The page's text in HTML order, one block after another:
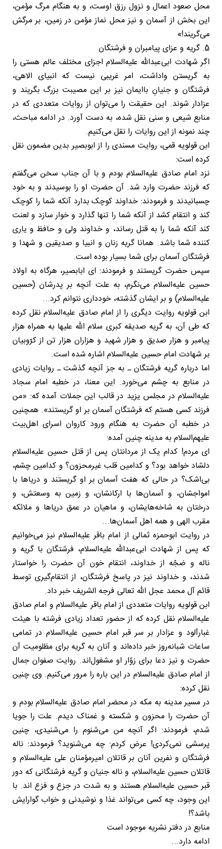
محل صعود اعمال و نزول رزق اوست، و به هنگام مرگ مؤمن،
این بخش از آسمان و نیز محل نماز مؤمن در زمین، بر مرگش
می‌گریند!»
5. گریه و عزای پیامبران و فرشتگان
اگر شهادت ابی‌عبدالله علیه‌السلام اجزای مختلف عالم هستی را
به گریستن واداشت، امر غریبی نیست که انبیای الاهی،
فرشتگان و جنیانِ باایمان نیز بر این مصیبت بزرگ بگریند و
عزادار شوند. این حقیقت را می‌توان از روایات متعددی که در
منابع شیعی و سنی نقل شده، به دست آورد. در ادامه مباحث،
چند نمونه از این روایات را نقل می‌کنیم.
ابن قولویه قمی، روایت مسندی را از ابوبصیر بدین مضمون نقل
کرده است:
نزد امام صادق علیه‌السلام بودم و با آن جناب سخن می‌گفتم
که فرزند حضرت وارد شد. آن حضرت او را بوسیدند و به خود
چسبانیدند و فرمودند: خداوند کوچک بدارد آنکه شما را کوچک
کند و انتقام کشد از آنکه شما را تنها گذارد و خوار سازد و لعنت
کند آنکه شما را به قتل رساند، و خداوند ولی و حافظ و یاری
کننده شما باشد. همانا گریه زنان و انبیا و صدیقین و شهدا و
فرشتگان آسمان برای شما بسیار بوده است.
سپس حضرت گریستند و فرمودند: ای ابابصیر، هرگاه به اولاد
حسین علیه‌السلام می‌نگرم، به علت آنچه بر پدرشان (حسین
علیه‌السلام) و بر ایشان گذشته، خودداری نتوانم کرد...
ابن قولویه روایت دیگری را از امام صادق علیه‌السلام نقل کرده
که طی آن، به گریه صدیقه کبری سلام الله علیها به همراه هزار
پیامبر و هزار صدیق و هزار شهید و هزاران هزار تن از کرّوبیان
بر شهادت امام حسین علیه‌السلام اشاره شده است.
اما درباره گریه فرشتگان ـ به جز آنچه گذشت ـ روایات زیادی
در منابع به چشم می‌خورد. این معنا، در خطبه امام سجاد
علیه‌السلام در مجلس یزید در قالب این جملات آمده که: «من
فرزند کسی هستم که فرشتگان آسمان بر او گریستند». همچنین
در خطبه آن حضرت به هنگام ورود کاروان اسرای اهل‌بیت
علیهم‌السلام به مدینه چنین آمده:
ای مردم! کدام یک از مردانتان پس از قتل حسین علیه‌السلام
دلشاد خواهد بود؟ و کدامین قلب غیرمحزون؟ و کدامین چشم،
بی‌اشک؟ در حالی که هفت آسمان بر او گریستند و دریاها با
امواجشان، و آسمان‌ها با ارکانشان، و زمین به وسعتش، و
درختان به شاخه‌هایشان، و ماهیان در عمق دریاها و ملائکه
مقرب الهی و همه اهل آسمان‌ها...
در روایت ابوحمزه ثمالی از امام باقر علیه‌السلام نیز می‌خوانیم
که پس از شهادت ابی‌عبدالله علیه‌السلام، فرشتگان با گریه و
ناله و ضجّه از خداوند، انتقام خون آن حضرت را خواستار
شدند، و خداوند نیز در پاسخ فرشتگان، از انتقام‌گیری توسط
قائم آل محمد عجل الله تعالی فرجه الشریف خبر داد.
ابن قولویه روایات متعددی از امام باقر علیه‌السلام و امام صادق
علیه‌السلام نقل کرده که از حضور تعداد زیادی فرشته با هیئت
غبارآلود و عزادار بر سر قبر امام حسین علیه‌السلام در تمامی
ساعات شبانه‌روز خبر داده‌اند و آنان به گریه برای مظلومیت آن
حضرت و نیز دعا برای زوّار او مشغول‌اند. روایت صفوان جمال
از امام صادق علیه‌السلام در این باره را مرور می‌کنیم. وی چنین
نقل کرده:
در مسیر مدینه به مکه در محضر امام صادق علیه‌السلام بودم و
آن حضرت را محزون و شکسته و غمناک دیدم. علت را جویا
شدم، فرمودند: اگر آنچه من می‌شنوم را می‌شنیدی، چنین
پرسشی نمی‌کردی! عرض کردم: چه می‌شنوید؟ فرمودند: ناله
فرشتگان و نفرین آنان بر قاتلان امیرمؤمنان علی علیه‌السلام و
قاتلان حسین علیه‌السلام، و ناله جنیان و گریه فرشتگانی که دور
قبر حسین علیه‌السلام هستند و به شدت در جزع و فزع اند. با
این وجود، چه کسی می‌تواند غذا و نوشیدنی و خواب گوارایش
باشد؟!
منابع در دفتر نشریه موجود است
ادامه دارد...